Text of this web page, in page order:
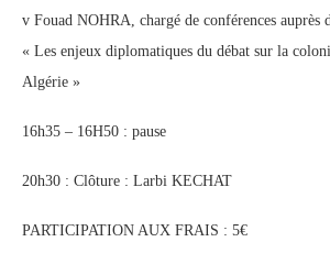
v Fouad NOHRA, chargé de conférences auprès
« Les enjeux diplomatiques du débat sur la
Algérie »
16h35 – 16H50 : pause
20h30 : Clôture : Larbi KECHAT
PARTICIPATION AUX FRAIS : 5€